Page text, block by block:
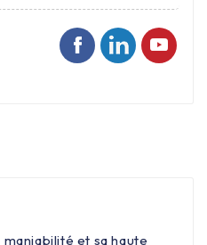
et sa haute